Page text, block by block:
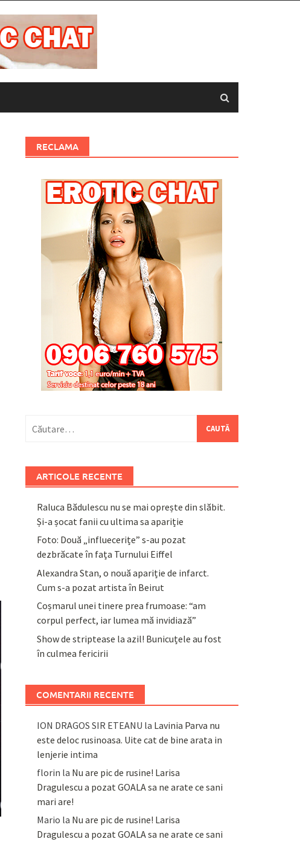
RECLAMA
după:
ARTICOLE RECENTE
Raluca Bădulescu nu se mai oprește din slăbit.
Și-a șocat fanii cu ultima sa apariție
Foto: Două „influecerițe” s-au pozat
dezbrăcate în fața Turnului Eiffel
Alexandra Stan, o nouă apariție de infarct.
Cum s-a pozat artista în Beirut
Coșmarul unei tinere prea frumoase: “am
corpul perfect, iar lumea mă invidiază”
Show de striptease la azil! Bunicuțele au fost
în culmea fericirii
COMENTARII RECENTE
ION DRAGOS SIR ETEANU la Lavinia Parva nu
este deloc rusinoasa. Uite cat de bine arata in
lenjerie intima
florin la Nu are pic de rusine! Larisa
Dragulescu a pozat GOALA sa ne arate ce sani
mari are!
Mario la Nu are pic de rusine! Larisa
Dragulescu a pozat GOALA sa ne arate ce sani